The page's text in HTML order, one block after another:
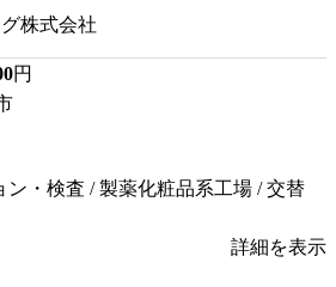
株式会社
円
ン・検査 / 製薬化粧品系工場 / 交替
詳細を表示